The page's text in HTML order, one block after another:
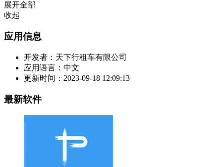
展开全部
收起
应用信息
开发者： 天下行租车有限公司
应用语言： 中文
更新时间： 2023-09-18 12:09:13
最新软件